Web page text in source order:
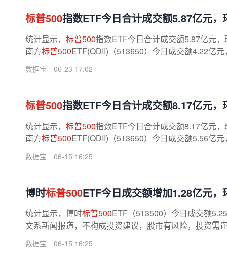
标普500指数ETF今日合计成交额5.87亿元，
统计显示， 标普500指数ETF今日合计成交额5.87亿元
南方标普500ETF(QDII)（513650）今日成交额4.22亿
数据宝 06-23 17:02
标普500指数ETF今日合计成交额8.17亿元，
统计显示， 标普500指数ETF今日合计成交额8.17亿元
南方标普500ETF(QDII)（513650）今日成交额5.56亿
数据宝 06-15 16:25
博时标普500ETF今日成交额增加1.28亿元
统计显示，博时标普500ETF（513500）今日成交额
文系新闻报道，不构成投资建议，股市有风险，投资需
数据宝 06-15 16:25